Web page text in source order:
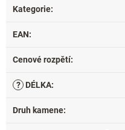
Kategorie:
EAN:
Cenové rozpětí:
? DÉLKA:
Druh kamene: